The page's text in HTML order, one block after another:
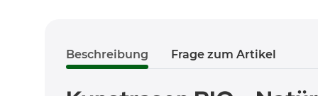
Beschreibung Frage zum Artikel